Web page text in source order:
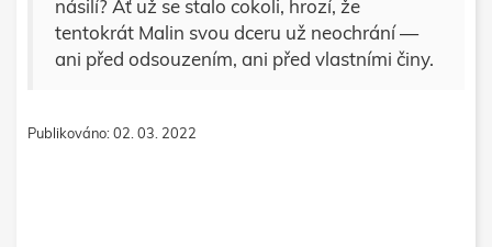
násilí? Ať už se stalo cokoli, hrozí, že
tentokrát Malin svou dceru už neochrání —
ani před odsouzením, ani před vlastními činy.
Publikováno: 02. 03. 2022